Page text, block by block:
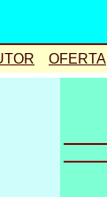
Wadowice
OFERTA